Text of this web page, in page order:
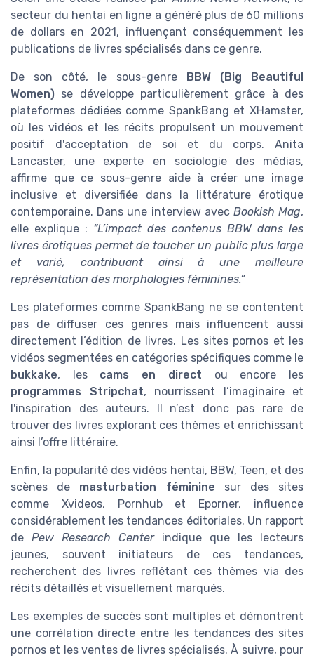
secteur du hentai en ligne a généré plus de 60 millions
de dollars en 2021, influençant conséquemment les
publications de livres spécialisés dans ce genre.
De son côté, le sous-genre
BBW (Big Beautiful
Women) se développe particulièrement grâce à des
plateformes dédiées comme SpankBang et XHamster,
où les vidéos et les récits propulsent un mouvement
positif d'acceptation de soi et du corps. Anita
Lancaster, une experte en sociologie des médias,
affirme que ce sous-genre aide à créer une image
inclusive et diversifiée dans la littérature érotique
contemporaine. Dans une interview avec Bookish Mag,
elle explique : “L’impact des contenus BBW dans les
livres érotiques permet de toucher un public plus large
et varié, contribuant ainsi à une meilleure
représentation des morphologies féminines.”
Les plateformes comme SpankBang ne se contentent
pas de diffuser ces genres mais influencent aussi
directement l’édition de livres. Les sites pornos et les
vidéos segmentées en catégories spécifiques comme le
bukkake, les cams en direct ou encore les
programmes Stripchat, nourrissent l’imaginaire et
l'inspiration des auteurs. Il n’est donc pas rare de
trouver des livres explorant ces thèmes et enrichissant
ainsi l’offre littéraire.
Enfin, la popularité des vidéos hentai, BBW, Teen, et des
scènes de masturbation féminine sur des sites
comme Xvideos, Pornhub et Eporner, influence
considérablement les tendances éditoriales. Un rapport
de Pew Research Centerindique que les lecteurs
jeunes, souvent initiateurs de ces tendances,
recherchent des livres reflétant ces thèmes via des
récits détaillés et visuellement marqués.
Les exemples de succès sont multiples et démontrent
une corrélation directe entre les tendances des sites
pornos et les ventes de livres spécialisés. À suivre, pour